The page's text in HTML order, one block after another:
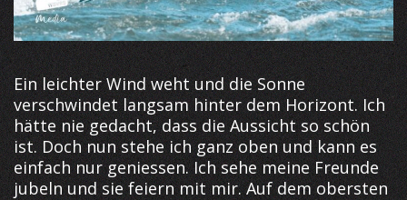
Ein leichter Wind weht und die Sonne
verschwindet langsam hinter dem Horizont. Ich
hätte nie gedacht, dass die Aussicht so schön
ist. Doch nun stehe ich ganz oben und kann es
einfach nur geniessen. Ich sehe meine Freunde
jubeln und sie feiern mit mir. Auf dem obersten